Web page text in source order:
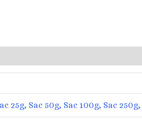
25g, Sac 50g, Sac 100g, Sac